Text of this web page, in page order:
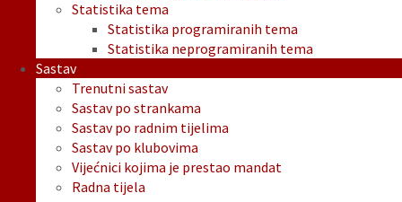
Statistika tema
Statistika programiranih tema
Statistika neprogramiranih tema
Sastav
Trenutni sastav
Sastav po strankama
Sastav po radnim tijelima
Sastav po klubovima
Vijećnici kojima je prestao mandat
Radna tijela